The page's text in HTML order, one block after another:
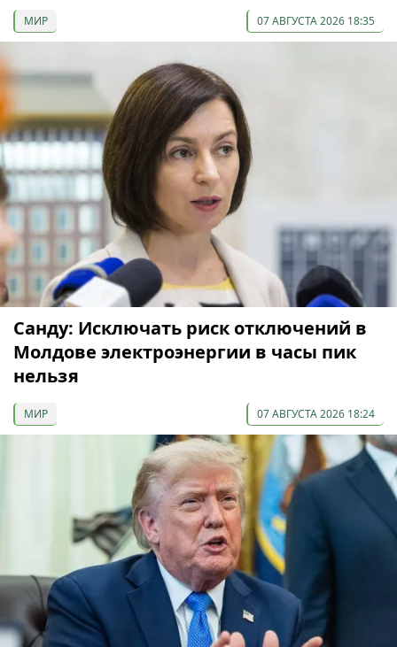
МИР 07 АВГУСТА 2026 18:35
Санду: Исключать риск отключений в
Молдове электроэнергии в часы пик
нельзя
МИР 07 АВГУСТА 2026 18:24